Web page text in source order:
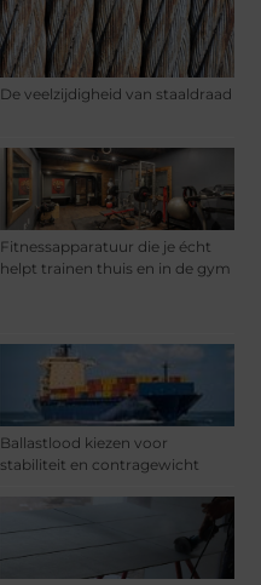
De veelzijdigheid van staaldraad
Fitnessapparatuur die je écht
helpt trainen thuis en in de gym
Ballastlood kiezen voor
stabiliteit en contragewicht